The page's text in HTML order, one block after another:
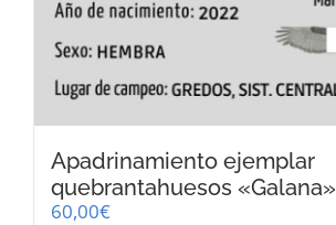
Apadrinamiento ejemplar
quebrantahuesos «Galana»
60,00€